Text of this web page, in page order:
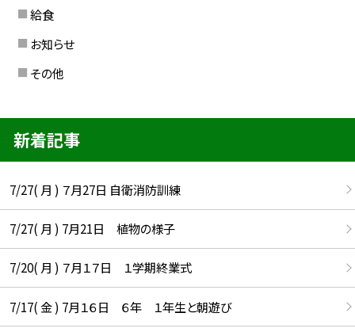
給食
お知らせ
その他
新着記事
7/27( 月 ) ７月27日 自衛消防訓練
7/27( 月 ) 7月21日 植物の様子
7/20( 月 ) ７月１７日 １学期終業式
7/17( 金 ) 7月１６日 ６年 １年生と朝遊び